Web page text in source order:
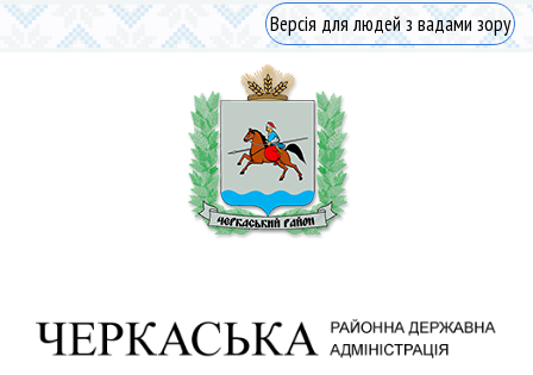
Версія для людей з вадами зору